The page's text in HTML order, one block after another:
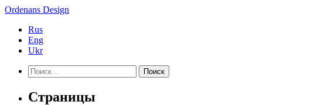
Ordenans Design
Rus
Eng
Ukr
Найти:
Страницы